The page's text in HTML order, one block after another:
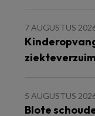
7 AUGUSTUS
5 AUGUSTUS
Blote